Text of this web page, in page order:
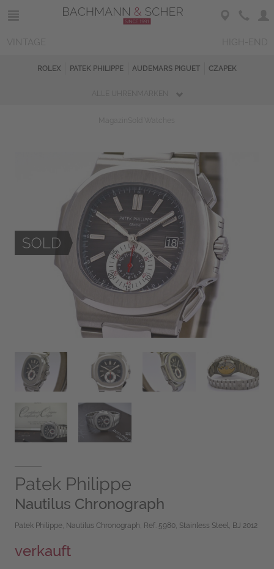
ROLEX PATEK PHILIPPE AUDEMARS PIGUET CZAPEK
Patek Philippe
Nautilus Chronograph
Patek Philippe, Nautilus Chronograph, Ref. 5980, Stainless Steel, BJ 2012
verkauft